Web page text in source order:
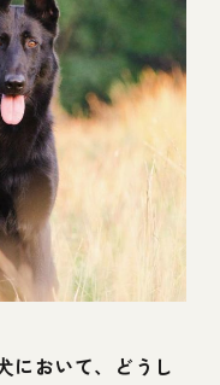
において、どうし